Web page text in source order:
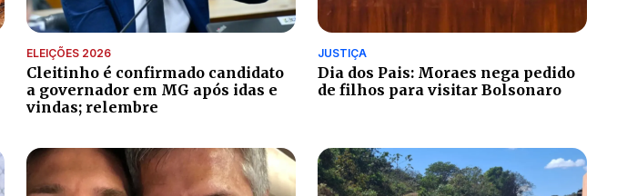
ELEIÇÕES 2026
Cleitinho é confirmado candidato
a governador em MG após idas e
vindas; relembre
JUSTIÇA
Dia dos Pais: Moraes nega pedido
de filhos para visitar Bolsonaro